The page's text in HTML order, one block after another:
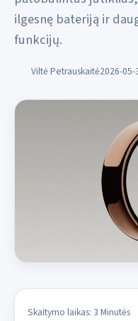
ilgesnę bateriją ir
funkcijų.
Viltė Petrauskaitė2026-05-
Skaitymo laikas: 3 Minutės